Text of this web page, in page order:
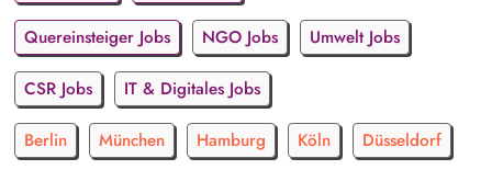
Quereinsteiger Jobs NGO Jobs Umwelt Jobs
CSR Jobs IT & Digitales Jobs
Berlin München Hamburg Köln Düsseldorf